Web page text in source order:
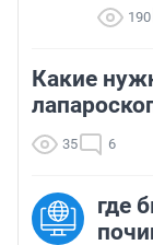
190
Какие
35 6
где